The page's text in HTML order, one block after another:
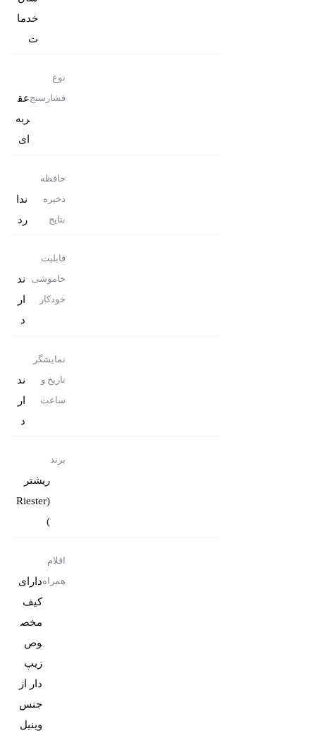
خدما
ت
نوع
فشارسنجعق
ربه
ای
حافظه
ذخیره
نتایج
ندا
رد
قابلیت
خاموشی
خودکار
ند
ار
د
نمایشگر
تاریخ و
ساعت
ند
ار
د
برند
ریشتر
(Riester
)
اقلام
همراهدارای
کیف
مخص
وص
زیپ
دار از
جنس
وینیل